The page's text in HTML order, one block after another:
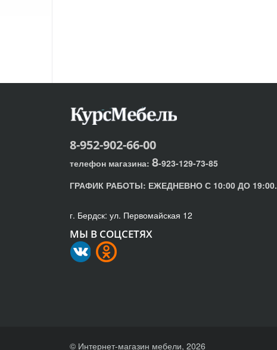
8-952-902-66-00
телефон магазина: 8-923-129-73-85
ГРАФИК РАБОТЫ: ЕЖЕДНЕВНО С 10:00 ДО 19:00.
г. Бердск: ул. Первомайская 12
МЫ В СОЦСЕТЯХ
© Интернет-магазин мебели, 2026